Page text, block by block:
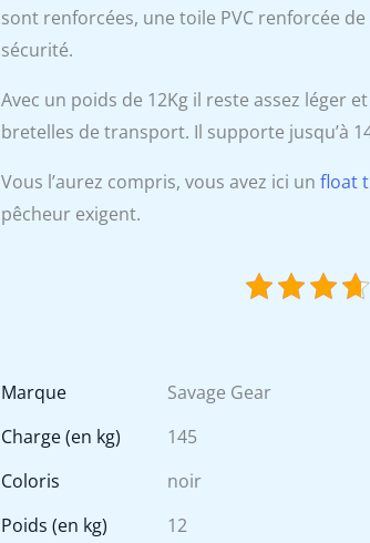
sont renforcées, une toile PVC renforcée
sécurité.
Avec un poids de 12Kg il reste assez léger
bretelles de transport. Il supporte jusqu’à
Vous l’aurez compris, vous avez ici un float
pêcheur exigent.
Marque
Savage Gear
Charge (en kg)
145
Coloris
noir
Poids (en kg)
12